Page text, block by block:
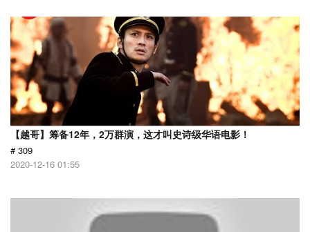
【越哥】筹备12年，2万群演，这才叫史诗级华语电影！
# 309
2020-12-16 01:55